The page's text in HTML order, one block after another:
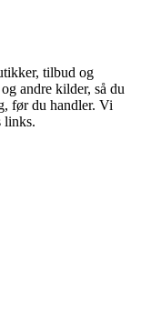
tilbud og
andre kilder, så du
før du handler. Vi
links.